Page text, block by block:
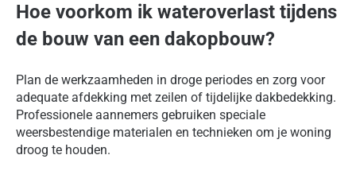
Hoe voorkom ik wateroverlast tijdens
de bouw van een dakopbouw?
Plan de werkzaamheden in droge periodes en zorg voor
adequate afdekking met zeilen of tijdelijke dakbedekking.
Professionele aannemers gebruiken speciale
weersbestendige materialen en technieken om je woning
droog te houden.